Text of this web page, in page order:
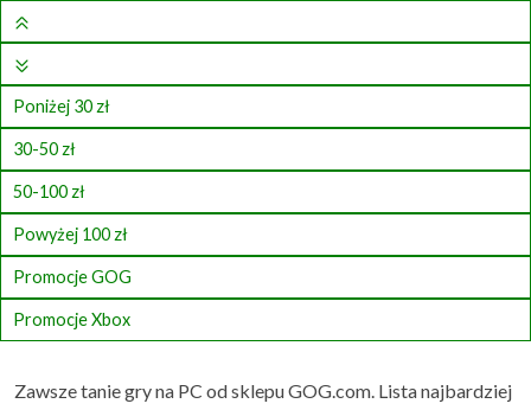
Poniżej 30 zł
30-50 zł
50-100 zł
Powyżej 100 zł
Promocje GOG
Promocje Xbox
Zawsze tanie gry na PC od sklepu GOG.com. Lista najbardziej